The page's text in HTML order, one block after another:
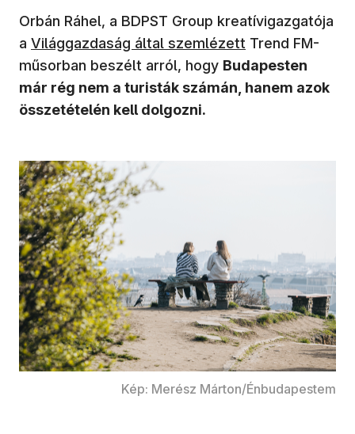
Orbán Ráhel, a BDPST Group kreatívigazgatója
a Világgazdaság által szemlézett Trend FM-
műsorban beszélt arról, hogy Budapesten
már rég nem a turisták számán, hanem azok
összetételén kell dolgozni.
Kép: Merész Márton/Énbudapestem